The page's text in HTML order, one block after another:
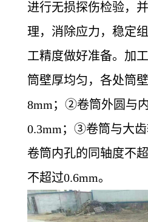
进行无损探伤检验，
理，消除应力，稳定
工精度做好准备。加
筒壁厚均匀，各处筒
8mm；②卷筒外圆与
0.3mm；③卷筒与大
卷筒内孔的同轴度不
不超过0.6mm。